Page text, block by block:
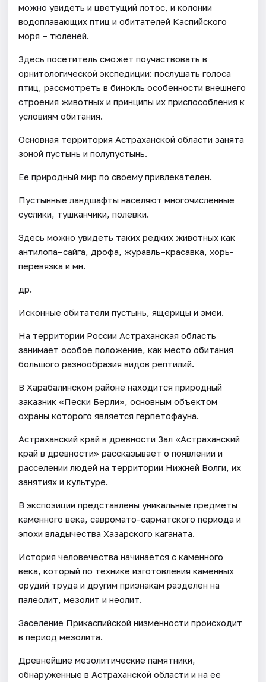
можно увидеть и цветущий лотос, и колонии
водоплавающих птиц и обитателей Каспийского
моря – тюленей.
Здесь посетитель сможет поучаствовать в
орнитологической экспедиции: послушать голоса
птиц, рассмотреть в бинокль особенности внешнего
строения животных и принципы их приспособления к
условиям обитания.
Основная территория Астраханской области занята
зоной пустынь и полупустынь.
Ее природный мир по своему привлекателен.
Пустынные ландшафты населяют многочисленные
суслики, тушканчики, полевки.
Здесь можно увидеть таких редких животных как
антилопа–сайга, дрофа, журавль–красавка, хорь-
перевязка и мн.
др.
Исконные обитатели пустынь, ящерицы и змеи.
На территории России Астраханская область
занимает особое положение, как место обитания
большого разнообразия видов рептилий.
В Харабалинском районе находится природный
заказник «Пески Берли», основным объектом
охраны которого является герпетофауна.
Астраханский край в древности Зал «Астраханский
край в древности» рассказывает о появлении и
расселении людей на территории Нижней Волги, их
занятиях и культуре.
В экспозиции представлены уникальные предметы
каменного века, савромато-сарматского периода и
эпохи владычества Хазарского каганата.
История человечества начинается с каменного
века, который по технике изготовления каменных
орудий труда и другим признакам разделен на
палеолит, мезолит и неолит.
Заселение Прикаспийской низменности происходит
в период мезолита.
Древнейшие мезолитические памятники,
обнаруженные в Астраханской области и на ее